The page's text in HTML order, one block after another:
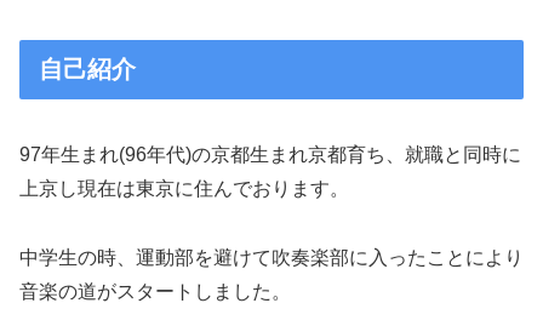
自己紹介
97年生まれ(96年代)の京都生まれ京都育ち、就職と同時に
上京し現在は東京に住んでおります。
中学生の時、運動部を避けて吹奏楽部に入ったことにより
音楽の道がスタートしました。